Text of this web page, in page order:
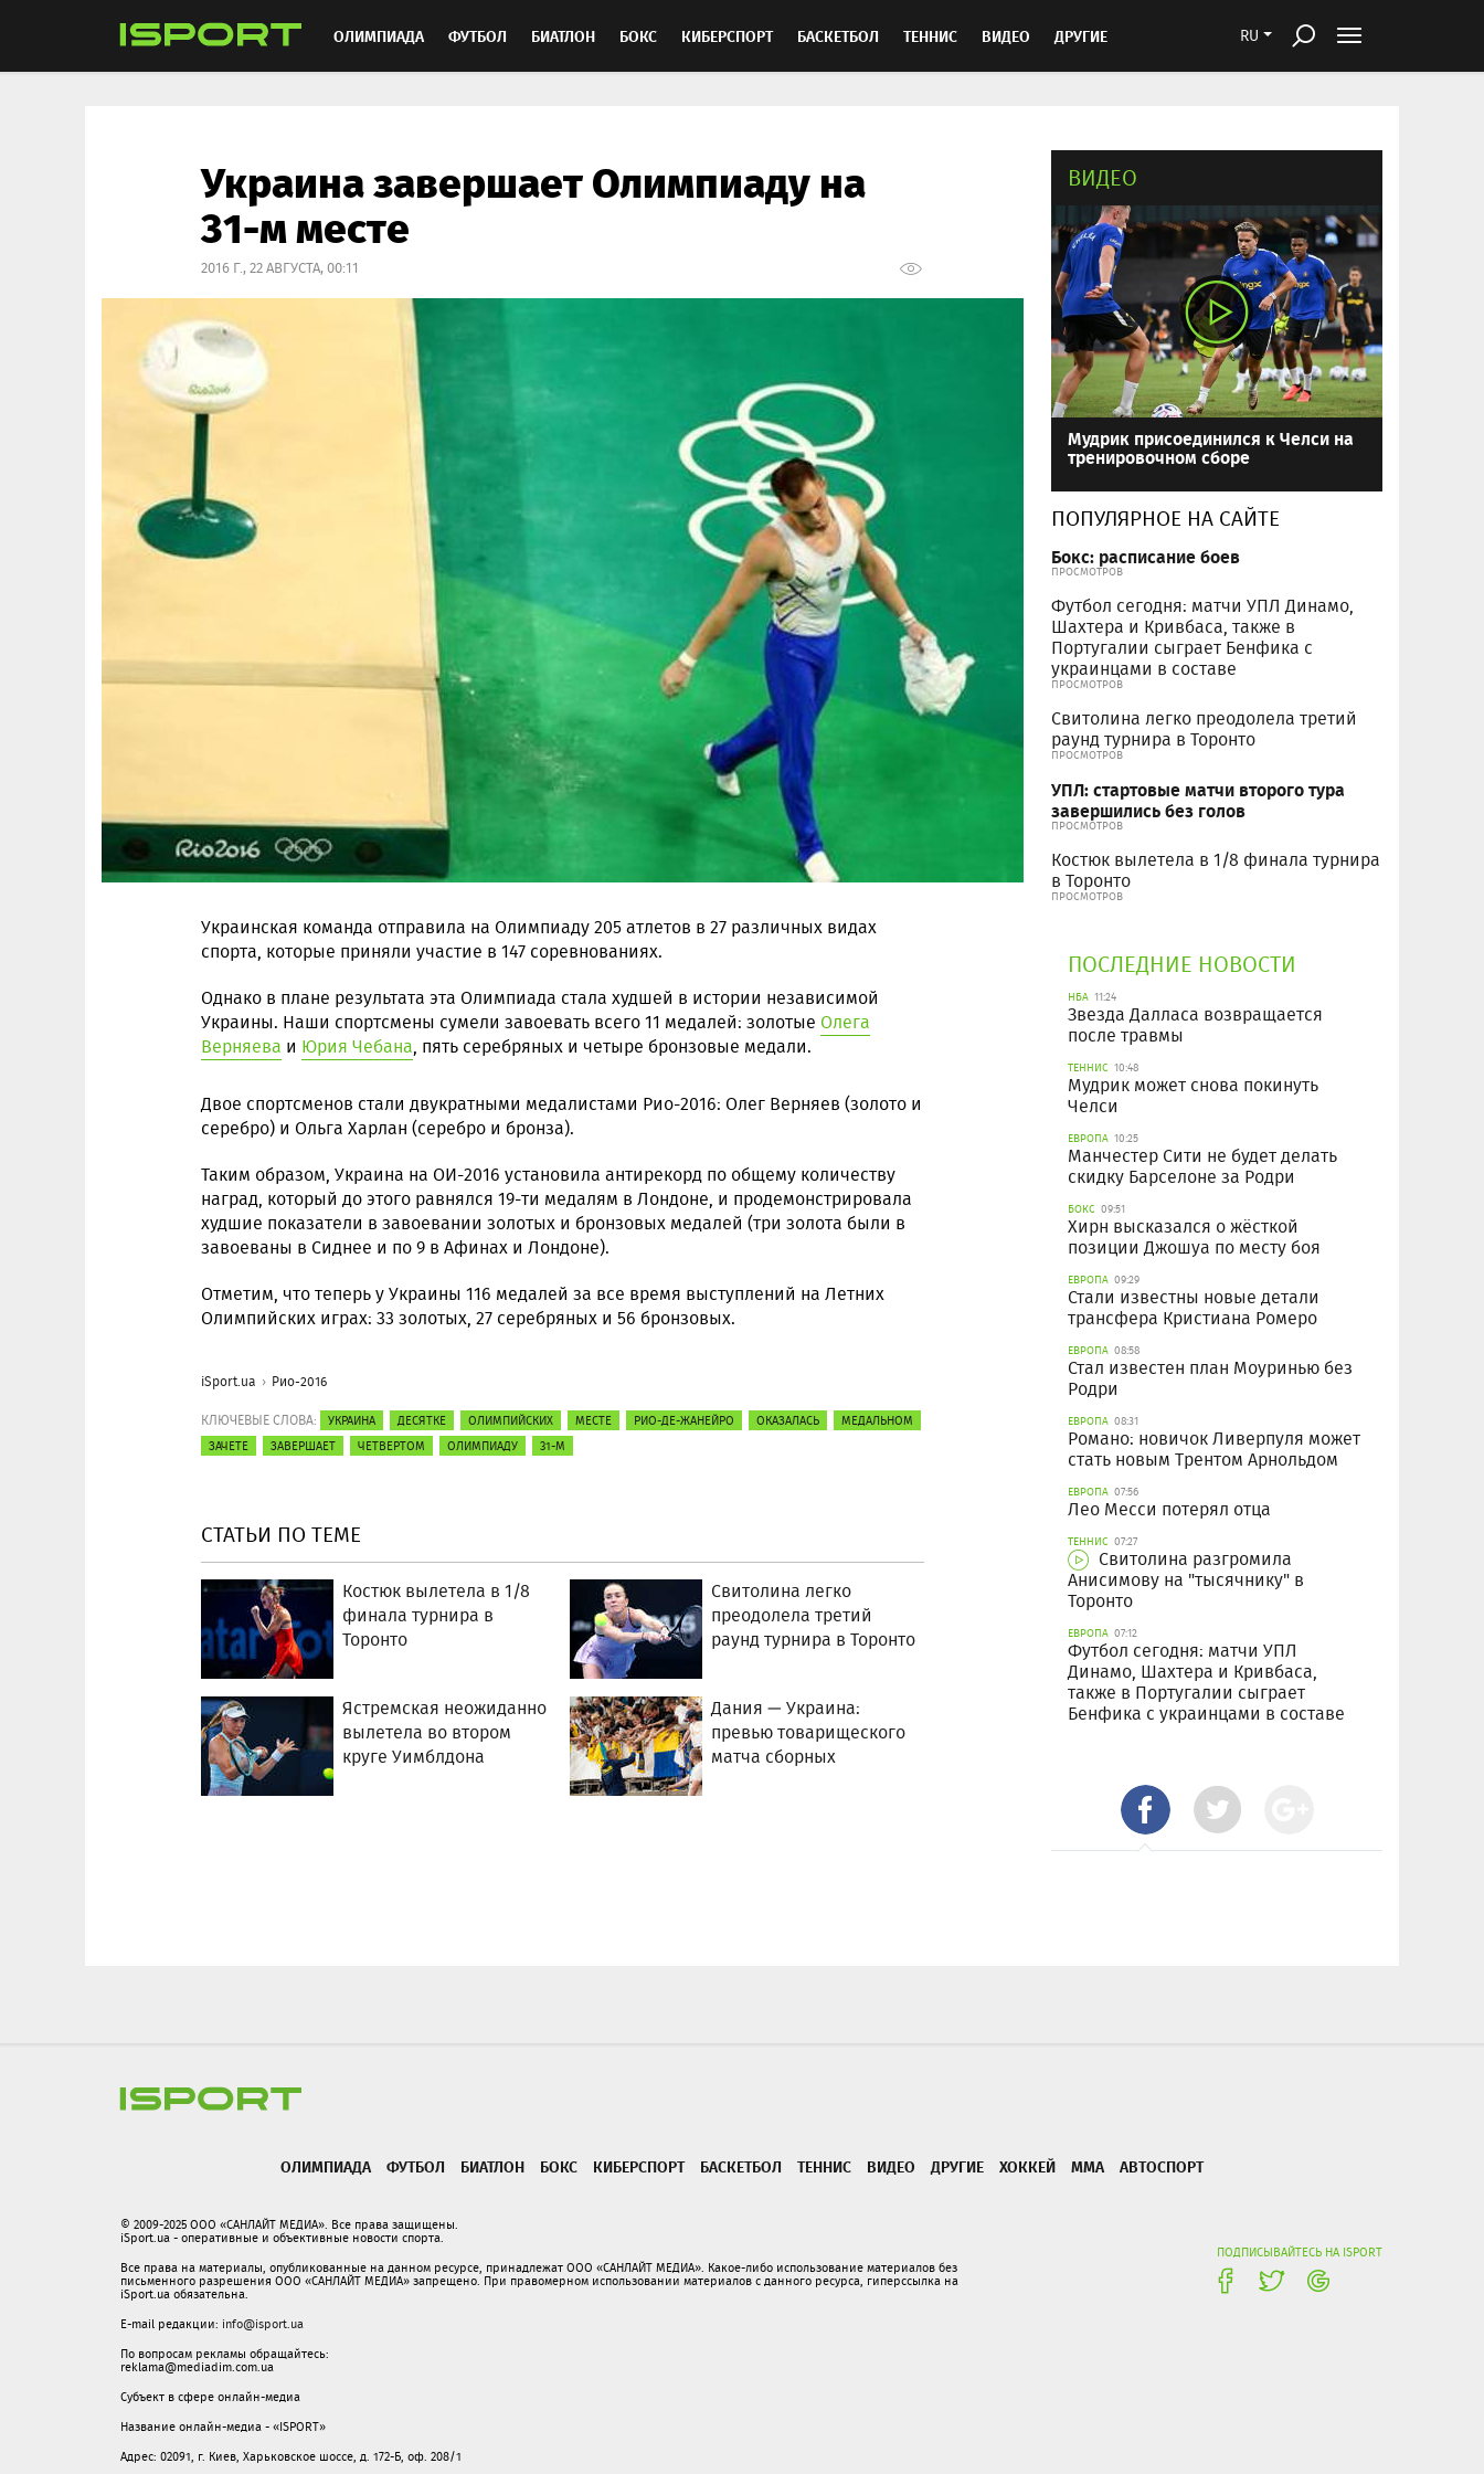
RU
ОЛИМПИАДА ФУТБОЛ БИАТЛОН БОКС КИБЕРСПОРТ БАСКЕТБОЛ ТЕННИС ВИДЕО ДРУГИЕ
Украина завершает Олимпиаду на
31-м месте
2016 Г., 22 АВГУСТА, 00:11
Украинская команда отправила на Олимпиаду 205 атлетов в 27 различных видах
спорта, которые приняли участие в 147 соревнованиях.
Однако в плане результата эта Олимпиада стала худшей в истории независимой
Украины. Наши спортсмены сумели завоевать всего 11 медалей: золотые Олега
Верняева и Юрия Чебана, пять серебряных и четыре бронзовые медали.
Двое спортсменов стали двукратными медалистами Рио-2016: Олег Верняев (золото и
серебро) и Ольга Харлан (серебро и бронза).
Таким образом, Украина на ОИ-2016 установила антирекорд по общему количеству
наград, который до этого равнялся 19-ти медалям в Лондоне, и продемонстрировала
худшие показатели в завоевании золотых и бронзовых медалей (три золота были в
завоеваны в Сиднее и по 9 в Афинах и Лондоне).
Отметим, что теперь у Украины 116 медалей за все время выступлений на Летних
Олимпийских играх: 33 золотых, 27 серебряных и 56 бронзовых.
iSport.ua Рио-2016
КЛЮЧЕВЫЕ СЛОВА: УКРАИНА ДЕСЯТКЕ ОЛИМПИЙСКИХ МЕСТЕ РИО-ДЕ-ЖАНЕЙРО ОКАЗАЛАСЬ
МЕДАЛЬНОМ
ЗАЧЕТЕ
ЗАВЕРШАЕТ ЧЕТВЕРТОМ ОЛИМПИАДУ 31-М
СТАТЬИ ПО ТЕМЕ
Костюк вылетела в 1/8
финала турнира в
Торонто
Свитолина легко
преодолела третий
раунд турнира в Торонто
Ястремская неожиданно
вылетела во втором
круге Уимблдона
Дания — Украина:
превью товарищеского
матча сборных
ВИДЕО
Мудрик присоединился к Челси на
тренировочном сборе
ПОПУЛЯРНОЕ НА САЙТЕ
Бокс: расписание боев
ПРОСМОТРОВ
Футбол сегодня: матчи УПЛ Динамо,
Шахтера и Кривбаса, также в
Португалии сыграет Бенфика с
украинцами в составе
ПРОСМОТРОВ
Свитолина легко преодолела третий
раунд турнира в Торонто
ПРОСМОТРОВ
УПЛ: стартовые матчи второго тура
завершились без голов
ПРОСМОТРОВ
Костюк вылетела в 1/8 финала турнира
в Торонто
ПРОСМОТРОВ
ПОСЛЕДНИЕ НОВОСТИ
НБА 11:24
Звезда Далласа возвращается
после травмы
ТЕННИС 10:48
Мудрик может снова покинуть
Челси
ЕВРОПА 10:25
Манчестер Сити не будет делать
скидку Барселоне за Родри
БОКС 09:51
Хирн высказался о жёсткой
позиции Джошуа по месту боя
ЕВРОПА 09:29
Стали известны новые детали
трансфера Кристиана Ромеро
ЕВРОПА 08:58
Стал известен план Моуринью без
Родри
ЕВРОПА 08:31
Романо: новичок Ливерпуля может
стать новым Трентом Арнольдом
ЕВРОПА 07:56
Лео Месси потерял отца
ТЕННИС 07:27
Свитолина разгромила
Анисимову на "тысячнику" в
Торонто
ЕВРОПА 07:12
Футбол сегодня: матчи УПЛ
Динамо, Шахтера и Кривбаса,
также в Португалии сыграет
Бенфика с украинцами в составе
ОЛИМПИАДА ФУТБОЛ БИАТЛОН БОКС КИБЕРСПОРТ БАСКЕТБОЛ ТЕННИС ВИДЕО ДРУГИЕ ХОККЕЙ ММА АВТОСПОРТ
ПОДПИСЫВАЙТЕСЬ НА ISPORT
© 2009-2025 ООО «САНЛАЙТ МЕДИА». Все права защищены.
iSport.ua - оперативные и объективные новости спорта.
Все права на материалы, опубликованные на данном ресурсе, принадлежат ООО «САНЛАЙТ МЕДИА». Какое-либо использование материалов без
письменного разрешения ООО «САНЛАЙТ МЕДИА» запрещено. При правомерном использовании материалов с данного ресурса, гиперссылка на
iSport.ua обязательна.
E-mail редакции: info@isport.ua
По вопросам рекламы обращайтесь:
reklama@mediadim.com.ua
Субъект в сфере онлайн-медиа
Название онлайн-медиа - «ISPORT»
Адрес: 02091, г. Киев, Харьковское шоссе, д. 172-Б, оф. 208/1